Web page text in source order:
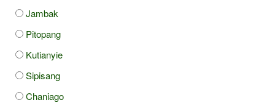
Jambak
Pitopang
Kutianyie
Sipisang
Chaniago